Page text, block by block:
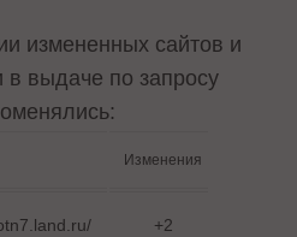
измененных сайтов и
в выдаче по запросу
Изменения
+2